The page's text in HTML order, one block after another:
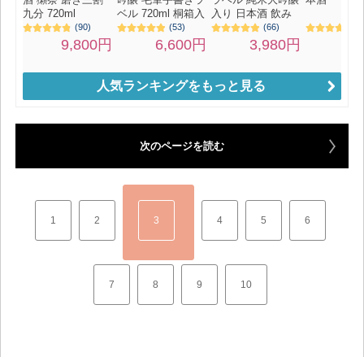
人気ランキングをもっと見る
次のページを読む
1 2 3 4 5 6
7 8 9 10